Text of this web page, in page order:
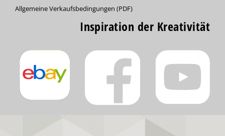
Allgemeine Verkaufsbedingungen (PDF)
Inspiration der Kreativität